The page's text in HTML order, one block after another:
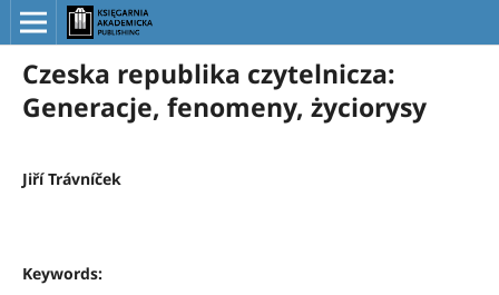
Czeska republika czytelnicza:
Generacje, fenomeny, życiorysy
Jiří Trávníček
Keywords: